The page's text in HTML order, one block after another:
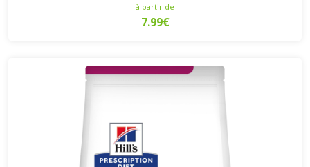
à partir de
7.99€